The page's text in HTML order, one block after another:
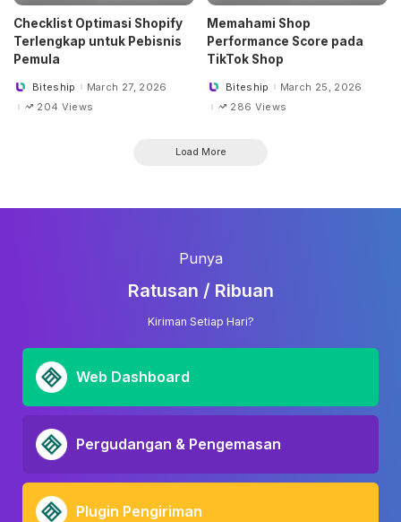
Checklist Optimasi Shopify
Terlengkap untuk Pebisnis
Pemula
PostedBiteship
March 27, 2026
204 Views
Memahami Shop
Performance Score pada
TikTok Shop
PostedBiteship
March 25, 2026
286 Views
Load More
Punya
Ratusan / Ribuan
Kiriman Setiap Hari?
Web Dashboard
Pergudangan & Pengemasan
Plugin Pengiriman